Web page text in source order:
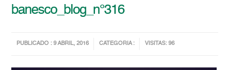
banesco_blog_n°316
PUBLICADO : 9 ABRIL, 2016 CATEGORIA : VISITAS: 96